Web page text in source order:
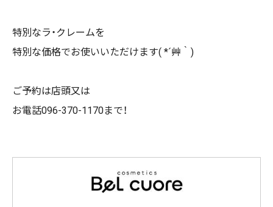
特別なラ・クレームを
特別な価格でお使いいただけます( *´艸｀)
ご予約は店頭又は
お電話096-370-1170まで！